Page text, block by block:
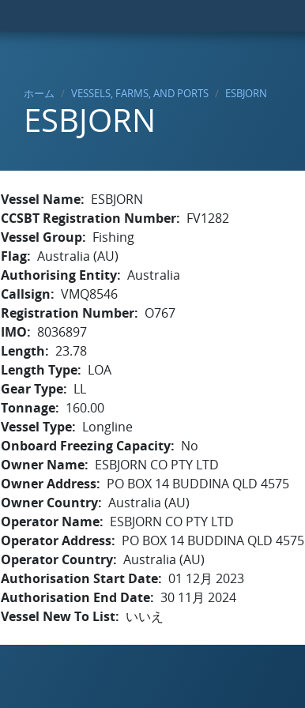
ホーム VESSELS, FARMS, AND PORTS ESBJORN
ESBJORN
Vessel Name
ESBJORN
CCSBT Registration Number
FV1282
Vessel Group
Fishing
Flag Australia (AU)
Authorising Entity Australia
Callsign
VMQ8546
Registration Number
O767
IMO
8036897
Length
23.78
Length Type
LOA
Gear Type
LL
Tonnage
160.00
Vessel Type
Longline
Onboard Freezing Capacity
No
Owner Name
ESBJORN CO PTY LTD
Owner Address
PO BOX 14 BUDDINA QLD 4575
Owner Country Australia (AU)
Operator Name
ESBJORN CO PTY LTD
Operator Address
PO BOX 14 BUDDINA QLD 4575
Operator Country Australia (AU)
Authorisation Start Date 01 12月 2023
Authorisation End Date 30 11月 2024
Vessel New To List
いいえ